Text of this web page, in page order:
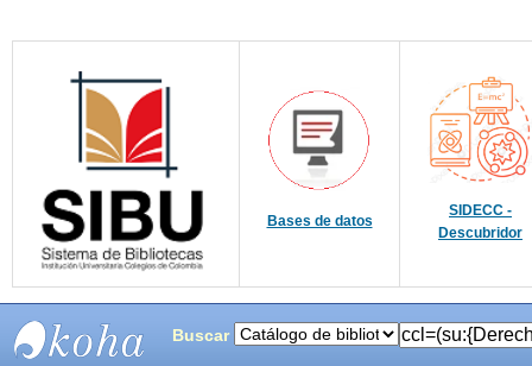
Bases de datos
SIDECC -
Descubridor
Buscar